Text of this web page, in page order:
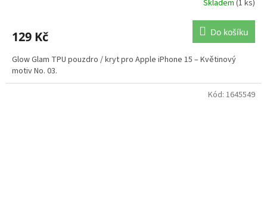
Skladem (1 ks)
129 Kč Do košíku
Glow Glam TPU pouzdro / kryt pro Apple iPhone 15 – Květinový
motiv No. 03.
Kód: 1645549